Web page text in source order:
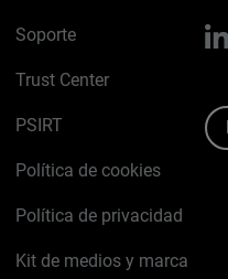
Soporte
Trust Center
PSIRT
Política de cookies
Política de privacidad
Kit de medios y marca